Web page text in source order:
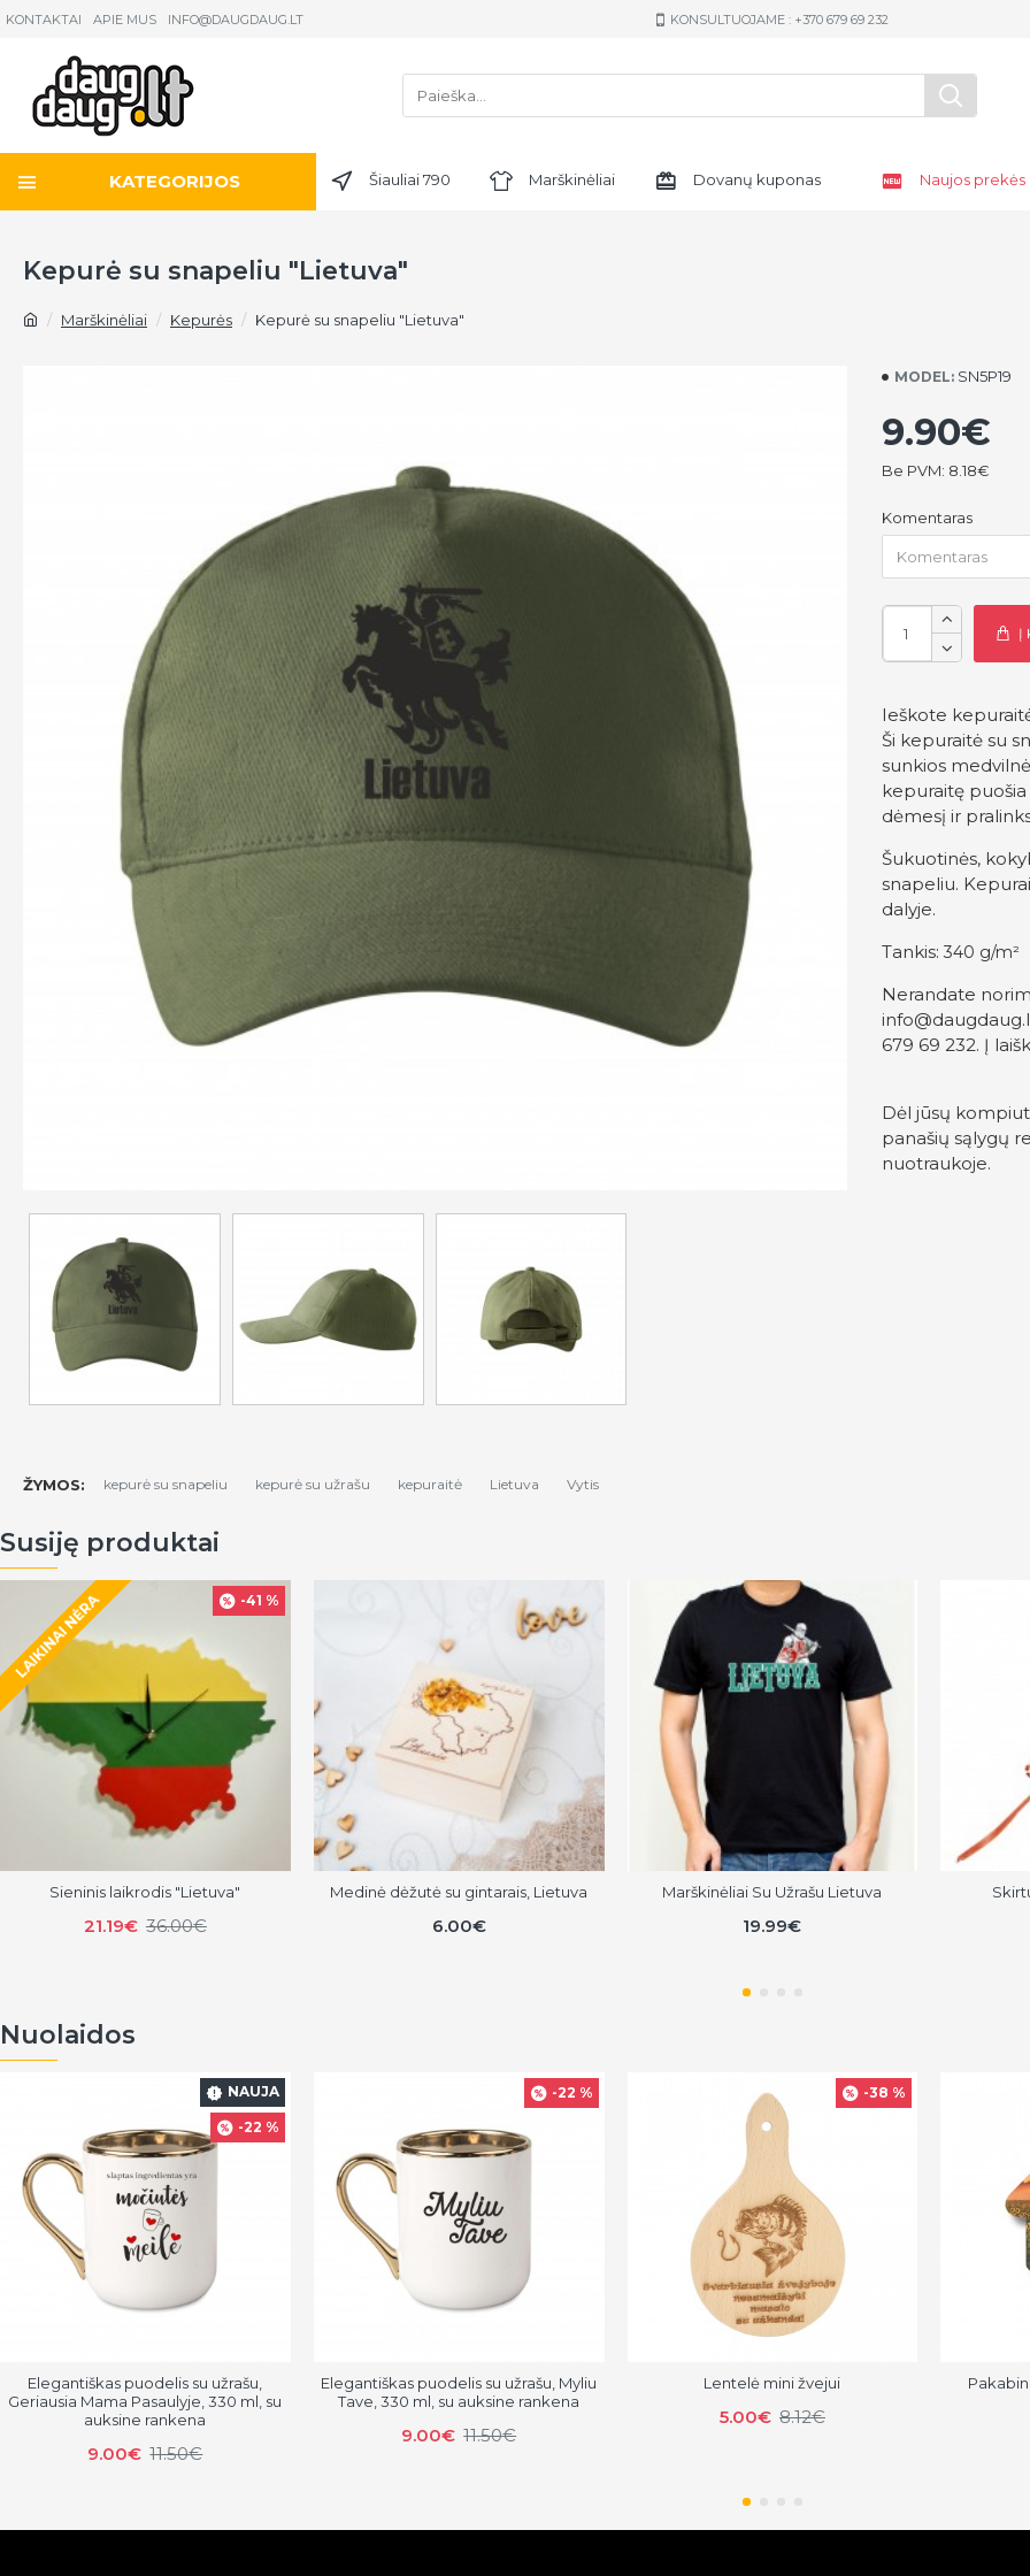
KONTAKTAI APIE MUS INFO@DAUGDAUG.LT KONSULTUOJAME : +370 679 69 232
KATEGORIJOS Šiauliai 790 Marškinėliai Dovanų kuponas Naujos prekės
Marškinėliai Kepurės Kepurė su snapeliu "Lietuva"
Kepurė su snapeliu "Lietuva"
MODEL: SN5P19
9.90€
Be PVM: 8.18€
Komentaras
Į
Ieškote
Ši kepuraitė su
sunkios
kepuraitę
dėmesį ir
Šukuotinės,
snapeliu.
dalyje.
Tankis:340 g/m²
Nerandate
679 69 232. Į
Dėl jūsų
panašių sąlygų
nuotraukoje.
ŽYMOS: kepurė su snapeliu kepurė su užrašu kepuraitė Lietuva Vytis
Susiję produktai
-41 %
LAIKINAI NĖRA
Sieninis laikrodis "Lietuva"
21.19€ 36.00€
Medinė dėžutė su gintarais, Lietuva
6.00€
Marškinėliai Su Užrašu Lietuva
19.99€
Nuolaidos
NAUJA
-22 %
Elegantiškas puodelis su užrašu,
Geriausia Mama Pasaulyje, 330 ml, su
auksine rankena
9.00€ 11.50€
-22 %
Elegantiškas puodelis su užrašu, Myliu
Tave, 330 ml, su auksine rankena
9.00€ 11.50€
-38 %
Lentelė mini žvejui
5.00€ 8.12€